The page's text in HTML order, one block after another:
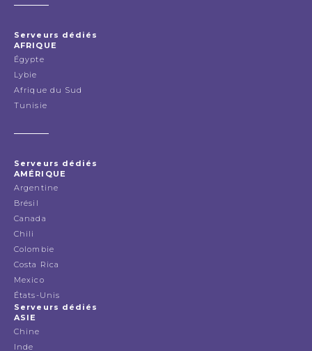
Serveurs dédiés
AFRIQUE
Égypte
Lybie
Afrique du Sud
Tunisie
Serveurs dédiés
AMÉRIQUE
Argentine
Brésil
Canada
Chili
Colombie
Costa Rica
Mexico
États-Unis
Serveurs dédiés
ASIE
Chine
Inde